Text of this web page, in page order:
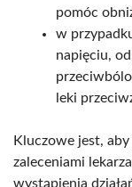
pomóc
w
napięciu,
leki
Kluczowe jest,
zaleceniami
wystąpienia